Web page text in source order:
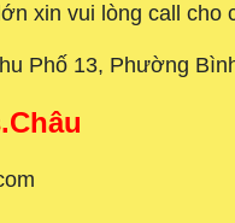
xin vui lòng call cho
Phố 13, Phường